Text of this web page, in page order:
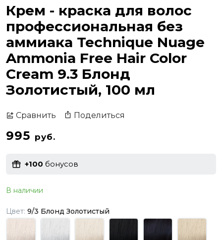
Крем - краска для волос
профессиональная без
аммиака Technique Nuage
Ammonia Free Hair Color
Cream 9.3 Блонд
Золотистый, 100 мл
Сравнить Поделиться
995 руб.
+100 бонусов
В наличии
Цвет: 9/3 Блонд Золотистый